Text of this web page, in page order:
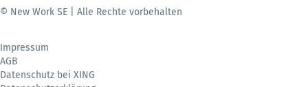
© New Work SE | Alle Rechte vorbehalten
Impressum
AGB
Datenschutz bei XING